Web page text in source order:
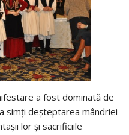
a fost dominată de
simţi deşteptarea mândriei
lor şi sacrificiile